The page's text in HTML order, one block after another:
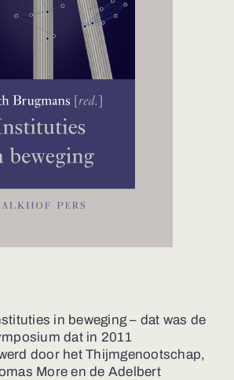
in beweging – dat was de
dat in 2011
door het Thijmgenootschap,
More en de Adelbert